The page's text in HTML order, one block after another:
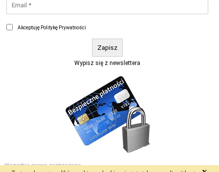
Akceptuję Politykę Prywatności
Wypisz się z newslettera
Wszystkie prawa zastrzeżone.